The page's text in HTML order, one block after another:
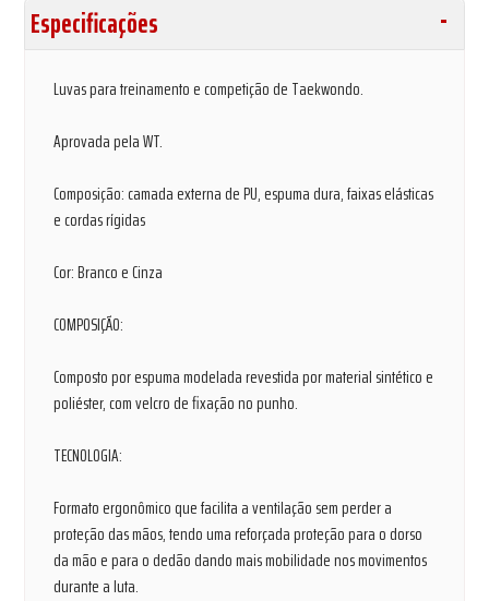
Especificações
Luvas para treinamento e competição de Taekwondo.
Aprovada pela WT.
Composição: camada externa de PU, espuma dura, faixas elásticas
e cordas rígidas
Cor: Branco e Cinza
COMPOSIÇÃO:
Composto por espuma modelada revestida por material sintético e
poliéster, com velcro de fixação no punho.
TECNOLOGIA:
Formato ergonômico que facilita a ventilação sem perder a
proteção das mãos, tendo uma reforçada proteção para o dorso
da mão e para o dedão dando mais mobilidade nos movimentos
durante a luta.